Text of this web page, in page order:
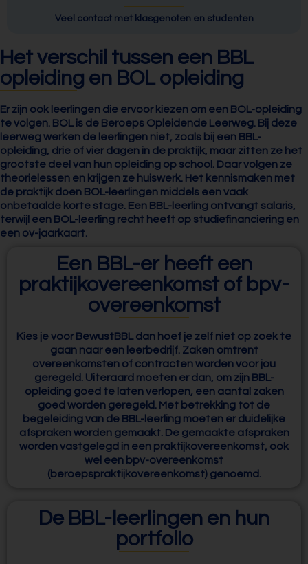
Veel contact met klasgenoten en studenten
Het verschil tussen een BBL
opleiding en BOL opleiding
Er zijn ook leerlingen die ervoor kiezen om een BOL-opleiding
te volgen. BOL is de Beroeps Opleidende Leerweg. Bij deze
leerweg werken de leerlingen niet, zoals bij een BBL-
opleiding, drie of vier dagen in de praktijk, maar zitten ze het
grootste deel van hun opleiding op school. Daar volgen ze
theorielessen en krijgen ze huiswerk. Het kennismaken met
de praktijk doen BOL-leerlingen middels een vaak
onbetaalde korte stage. Een BBL-leerling ontvangt salaris,
terwijl een BOL-leerling recht heeft op studiefinanciering en
een ov-jaarkaart.
Een BBL-er heeft een
praktijkovereenkomst of bpv-
overeenkomst
Kies je voor BewustBBL dan hoef je zelf niet op zoek te
gaan naar een leerbedrijf. Zaken omtrent
overeenkomsten of contracten worden voor jou
geregeld. Uiteraard moeten er dan, om zijn BBL-
opleiding goed te laten verlopen, een aantal zaken
goed worden geregeld. Met betrekking tot de
begeleiding van de BBL-leerling moeten er duidelijke
afspraken worden gemaakt. De gemaakte afspraken
worden vastgelegd in een praktijkovereenkomst, ook
wel een bpv-overeenkomst
(beroepspraktijkovereenkomst) genoemd.
De BBL-leerlingen en hun
portfolio